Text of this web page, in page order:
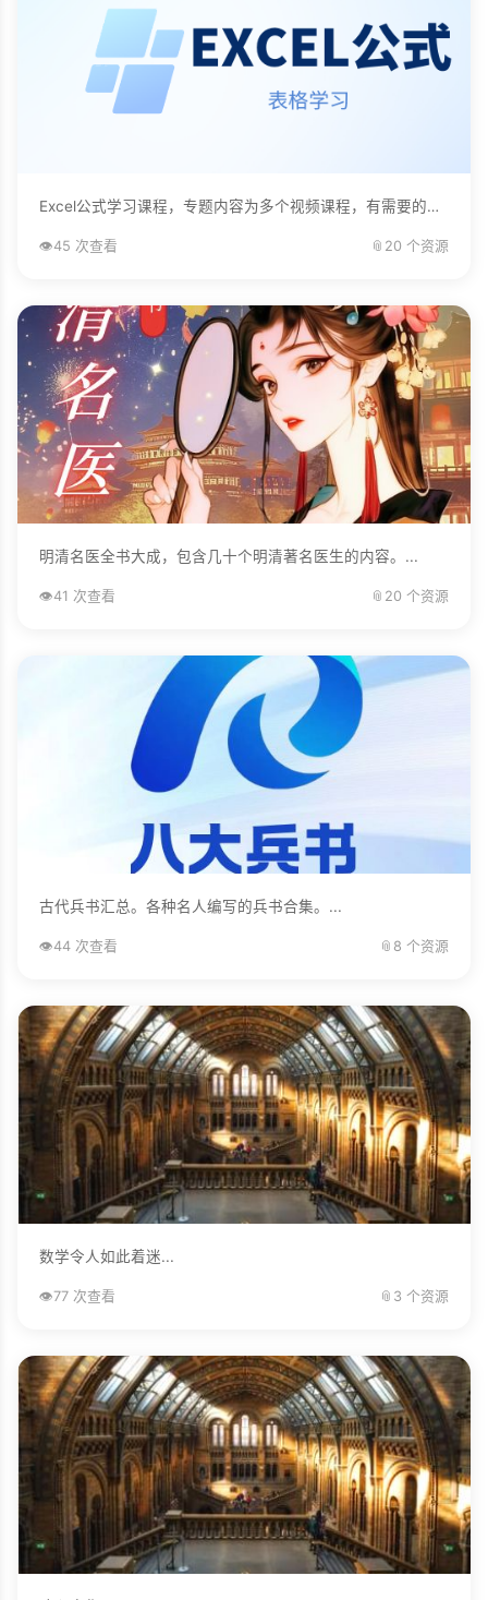
Excel公式学习课程，专题内容为多个视频课程，有需要的自己下载学习。...
👁️45 次查看 📎 20 个资源
明清名医全书大成，包含几十个明清著名医生的内容。...
👁️41 次查看 📎 20 个资源
古代兵书汇总。各种名人编写的兵书合集。...
👁️44 次查看 📎 8 个资源
数学令人如此着迷...
👁️77 次查看 📎 3 个资源